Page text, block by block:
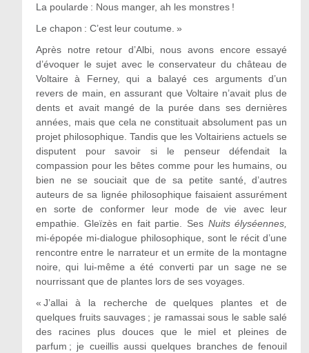
La poularde : Nous manger, ah les monstres !
Le chapon : C’est leur coutume. »
Après notre retour d’Albi, nous avons encore essayé
d’évoquer le sujet avec le conservateur du château de
Voltaire à Ferney, qui a balayé ces arguments d’un
revers de main, en assurant que Voltaire n’avait plus de
dents et avait mangé de la purée dans ses dernières
années, mais que cela ne constituait absolument pas un
projet philosophique. Tandis que les Voltairiens actuels se
disputent pour savoir si le penseur défendait la
compassion pour les bêtes comme pour les humains, ou
bien ne se souciait que de sa petite santé, d’autres
auteurs de sa lignée philosophique faisaient assurément
en sorte de conformer leur mode de vie avec leur
empathie. Gleïzès en fait partie. Ses Nuits élyséennes,
mi-épopée mi-dialogue philosophique, sont le récit d’une
rencontre entre le narrateur et un ermite de la montagne
noire, qui lui-même a été converti par un sage ne se
nourrissant que de plantes lors de ses voyages.
« J’allai à la recherche de quelques plantes et de
quelques fruits sauvages ; je ramassai sous le sable salé
des racines plus douces que le miel et pleines de
parfum ; je cueillis aussi quelques branches de fenouil